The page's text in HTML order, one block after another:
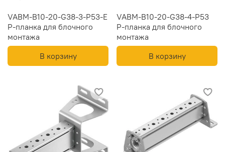
VABM-B10-20-G38-3-P53-E
Р-планка для блочного
монтажа
В корзину
VABM-B10-20-G38-4-P53
Р-планка для блочного
монтажа
В корзину